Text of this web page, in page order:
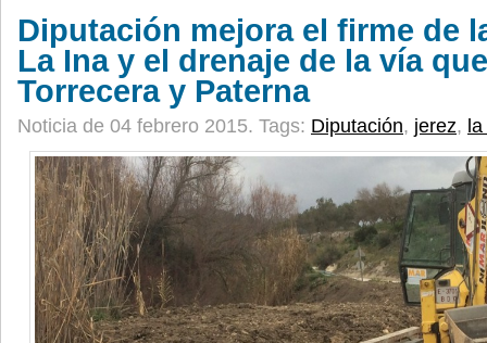
Diputación mejora el firme de
La Ina y el drenaje de la vía
Torrecera y Paterna
Noticia de 04 febrero 2015. Tags: Diputación, jerez,